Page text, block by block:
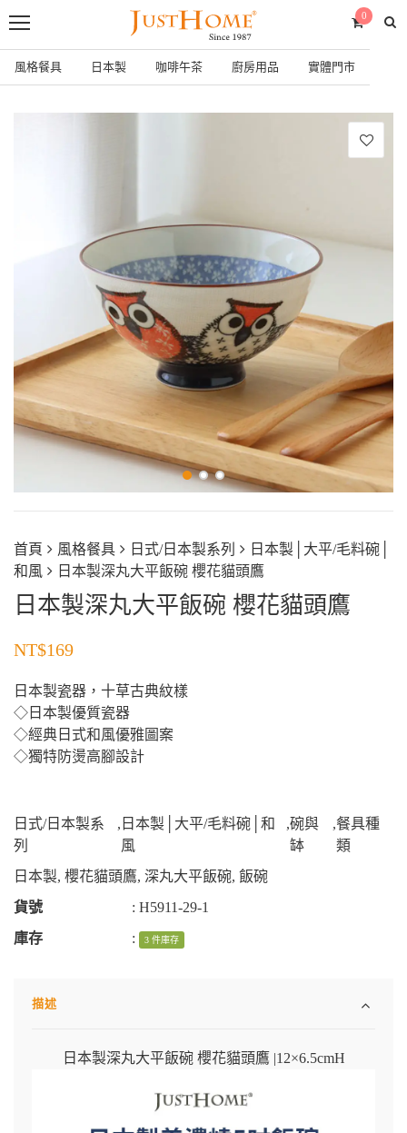
0
風格餐具 日本製 咖啡午茶 廚房用品 實體門市
首頁 風格餐具 日式/日本製系列
日本製│大平/毛料碗│
和風
日本製深丸大平飯碗 櫻花貓頭鷹
日本製深丸大平飯碗 櫻花貓頭鷹
NT$169
日本製瓷器，十草古典紋樣
◇日本製優質瓷器
◇經典日式和風優雅圖案
◇獨特防燙高腳設計
日式/日本製系
列
, 日本製│大平/毛料碗│和
風
,碗與
缽
,餐具種
類
日本製, 櫻花貓頭鷹, 深丸大平飯碗, 飯碗
貨號
: H5911-29-1
庫存
: 3 件庫存
描述
日本製深丸大平飯碗 櫻花貓頭鷹 |12×6.5cmH